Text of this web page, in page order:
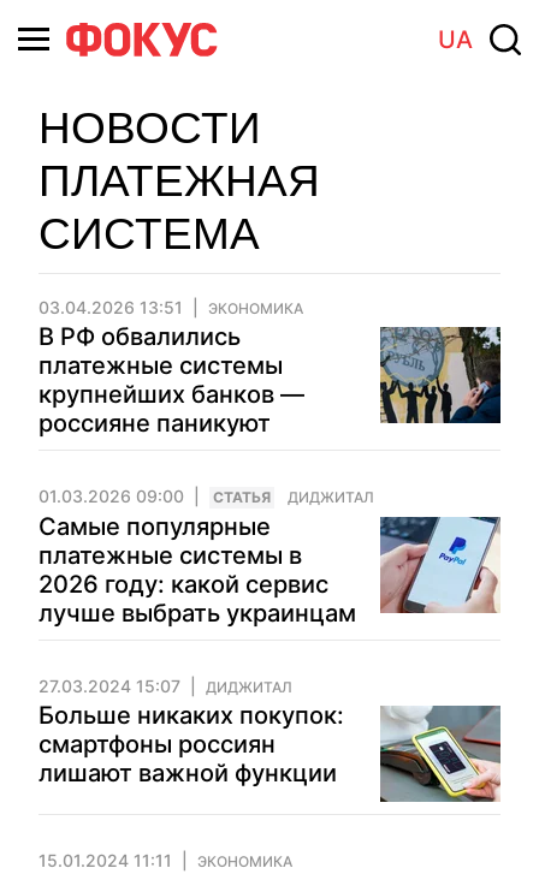
UA
НОВОСТИ
ПЛАТЕЖНАЯ
СИСТЕМА
03.04.2026 13:51 ЭКОНОМИКА
В РФ обвалились
платежные системы
крупнейших банков —
россияне паникуют
01.03.2026 09:00 CТАТЬЯ ДИДЖИТАЛ
Самые популярные
платежные системы в
2026 году: какой сервис
лучше выбрать украинцам
27.03.2024 15:07 ДИДЖИТАЛ
Больше никаких покупок:
смартфоны россиян
лишают важной функции
15.01.2024 11:11 ЭКОНОМИКА